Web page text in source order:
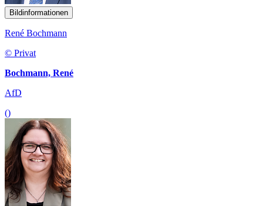
Bildinformationen
René Bochmann
© Privat
Bochmann, René
AfD
()